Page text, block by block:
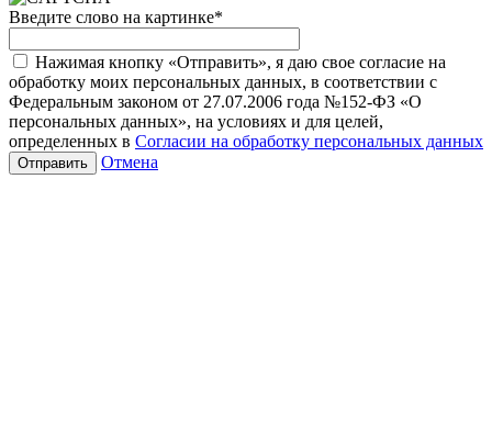
Введите слово на картинке*
Нажимая кнопку «Отправить», я даю свое согласие на
обработку моих персональных данных, в соответствии с
Федеральным законом от 27.07.2006 года №152-ФЗ «О
персональных данных», на условиях и для целей,
определенных в Согласии на обработку персональных данных
Отмена